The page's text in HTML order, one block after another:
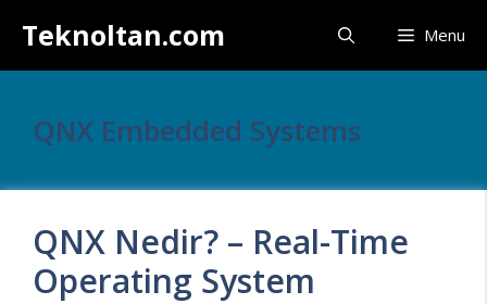
atlaTeknoltan.com Menu
QNX Embedded Systems
QNX Nedir? – Real-Time
Operating System